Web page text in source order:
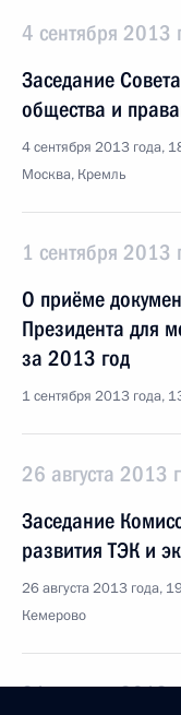
4 сентября 2013
Заседание
общества и
4 сентября 2013 года,
Москва, Кремль
1 сентября 2013
О приёме
Президента для
за 2013 год
1 сентября 2013 года,
26 августа 2013
Заседание
развития ТЭК и
26 августа 2013 года,
Кемерово
21 августа 2013